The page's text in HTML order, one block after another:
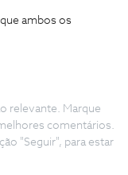
ambos os
relevante. Marque
comentários.
"Seguir", para estar